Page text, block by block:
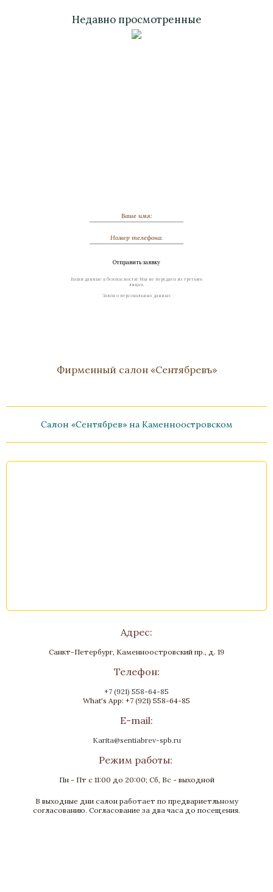
Недавно просмотренные
Отправить заявку
Ваши данные в безопасности! Мы не передаем их третьим
лицам.
Закон о персональных данных
Фирменный салон «Сентябревъ»
Салон «Сентябрев» на Каменноостровском
Адрес:
Санкт-Петербург, Каменноостровский пр., д. 19
Телефон:
+7 (921) 558-64-85
What's App: +7 (921) 558-64-85
E-mail:
Karita@sentiabrev-spb.ru
Режим работы:
Пн - Пт с 11:00 до 20:00; Сб, Вс - выходной
В выходные дни салон работает по предвариетльному
согласованию. Согласование за два часа до посещения.